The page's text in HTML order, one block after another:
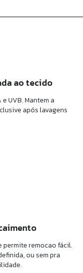
ao tecido
UVB. Mantem a
após lavagens
remocao fácil.
ou sem pra